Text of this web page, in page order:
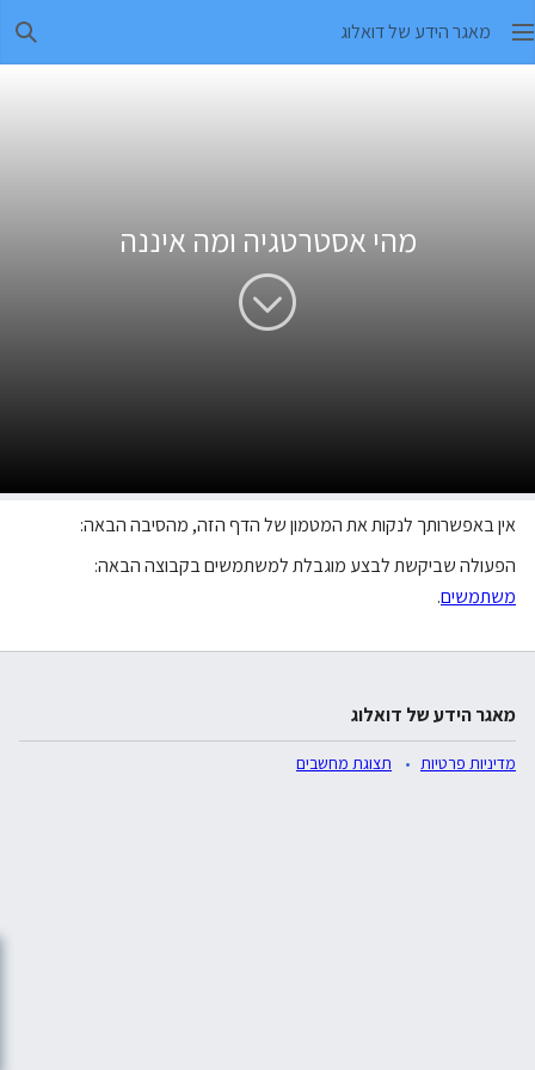
מאגר הידע של דואלוג
מהי אסטרטגיה ומה איננה
אין באפשרותך לנקות את המטמון של הדף הזה, מהסיבה הבאה:
הפעולה שביקשת לבצע מוגבלת למשתמשים בקבוצה הבאה:
משתמשים.
מאגר הידע של דואלוג
מדיניות פרטיות תצוגת מחשבים